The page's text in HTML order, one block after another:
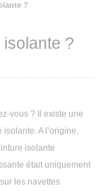
?
?
vous ? Il existe une
isolante. A l’origine,
isolante
était uniquement
les navettes